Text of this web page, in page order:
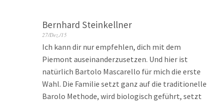
Bernhard Steinkellner
27/Dez./15
Ich kann dir nur empfehlen, dich mit dem
Piemont auseinanderzusetzen. Und hier ist
natürlich Bartolo Mascarello für mich die erste
Wahl. Die Familie setzt ganz auf die traditionelle
Barolo Methode, wird biologisch geführt, setzt